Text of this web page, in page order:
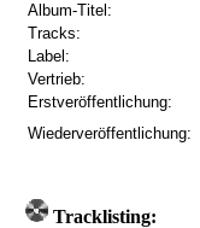
Album-Titel:
Tracks:
Label:
Vertrieb:
Erstveröffentlichung:
Wiederveröffentlichung:
Tracklisting: